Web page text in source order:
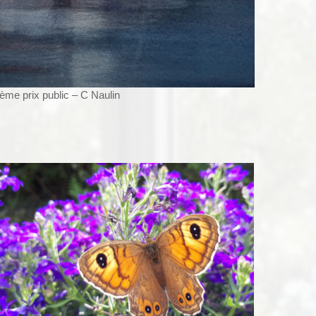
prix public – C Naulin